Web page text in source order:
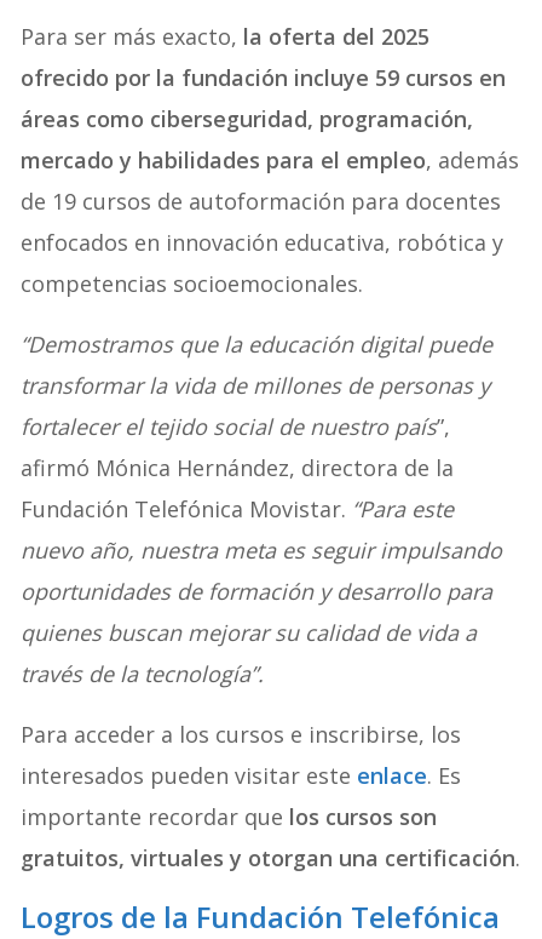
Para ser más exacto, la oferta del 2025
ofrecido por la fundación incluye 59 cursos en
áreas como ciberseguridad, programación,
mercado y habilidades para el empleo, además
de 19 cursos de autoformación para docentes
enfocados en innovación educativa, robótica y
competencias socioemocionales.
“Demostramos que la educación digital puede
transformar la vida de millones de personas y
fortalecer el tejido social de nuestro país”,
afirmó Mónica Hernández, directora de la
Fundación Telefónica Movistar. “Para este
nuevo año, nuestra meta es seguir impulsando
oportunidades de formación y desarrollo para
quienes buscan mejorar su calidad de vida a
través de la tecnología”.
Para acceder a los cursos e inscribirse, los
interesados pueden visitar este enlace. Es
importante recordar que los cursos son
gratuitos, virtuales y otorgan una certificación.
Logros de la Fundación Telefónica